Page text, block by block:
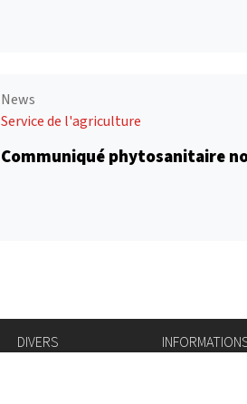
News
Service de l'agriculture
Communiqué phytosanitaire
DIVERS